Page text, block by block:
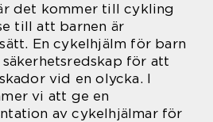
det kommer till cykling
till att barnen är
En cykelhjälm för barn
för att
vid en olycka. I
vi att ge en
av cykelhjälmar för